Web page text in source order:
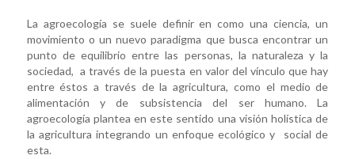
La agroecología se suele definir en como una ciencia, un
movimiento o un nuevo paradigma que busca encontrar un
punto de equilibrio entre las personas, la naturaleza y la
sociedad, a través de la puesta en valor del vínculo que hay
entre éstos a través de la agricultura, como el medio de
alimentación y de subsistencia del ser humano. La
agroecología plantea en este sentido una visión holística de
la agricultura integrando un enfoque ecológico y social de
esta.